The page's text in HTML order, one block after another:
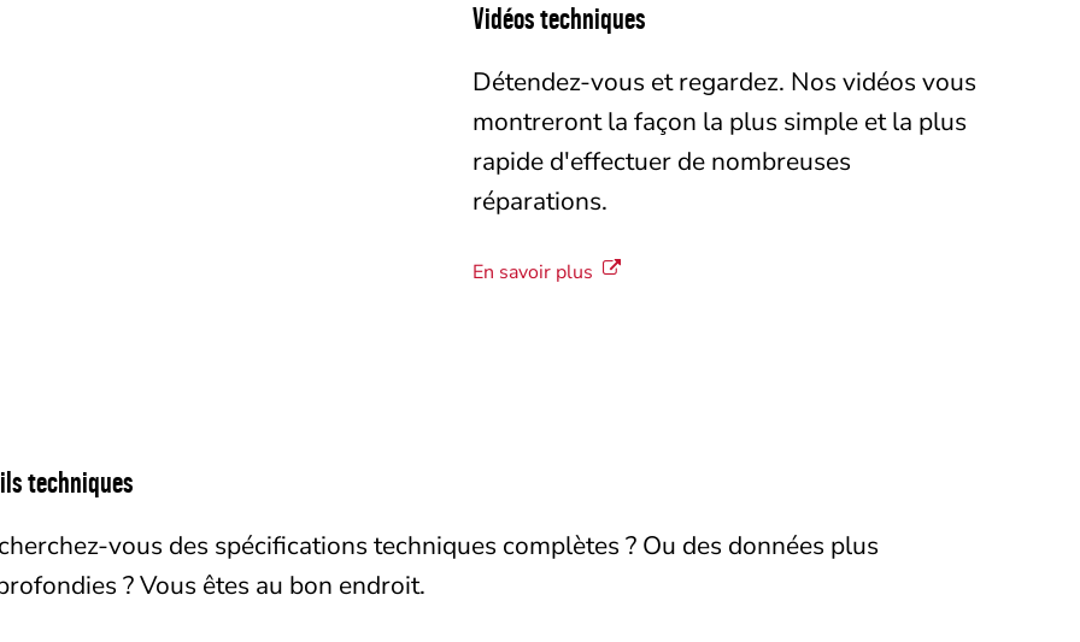
Vidéos techniques
Détendez-vous et regardez. Nos vidéos vous
montreront la façon la plus simple et la plus
rapide d'effectuer de nombreuses
réparations.
En savoir plus
techniques
vous des spécifications techniques complètes ? Ou des données plus
? Vous êtes au bon endroit.